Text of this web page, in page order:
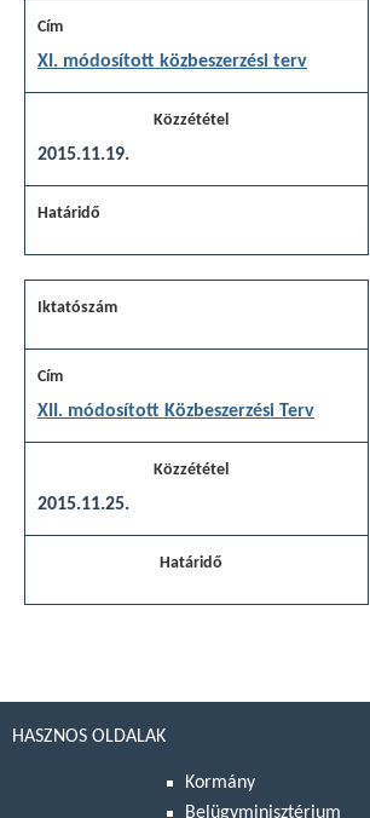
XI. módosított közbeszerzési terv
2015.11.19.
XII. módosított Közbeszerzési Terv
2015.11.25.
HASZNOS OLDALAK
Kormány
Belügyminisztérium